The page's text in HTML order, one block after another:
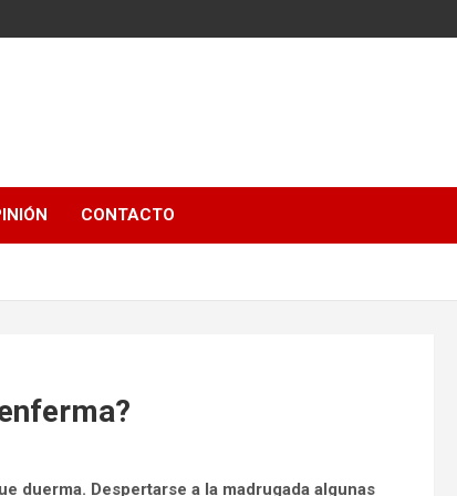
CONTACTO
duerma. Despertarse a la madrugada algunas